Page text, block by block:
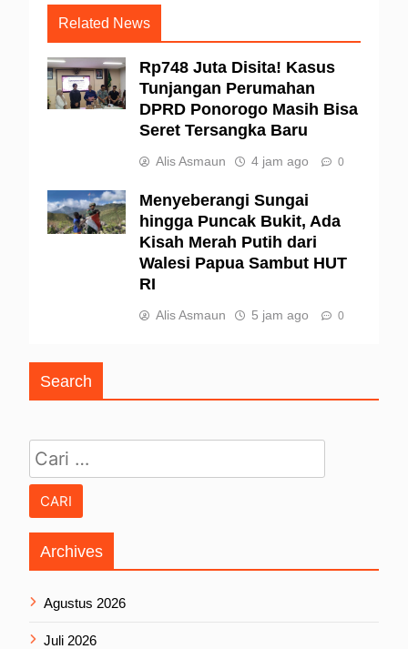
Related News
Rp748 Juta Disita! Kasus
Tunjangan Perumahan
DPRD Ponorogo Masih Bisa
Seret Tersangka Baru
Alis Asmaun 4 jam ago 0
Menyeberangi Sungai
hingga Puncak Bukit, Ada
Kisah Merah Putih dari
Walesi Papua Sambut HUT
RI
Alis Asmaun 5 jam ago 0
Search
Archives
Agustus 2026
Juli 2026